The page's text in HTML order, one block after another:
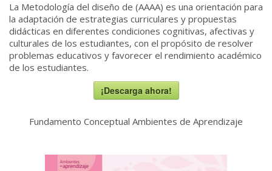
La Metodología del diseño de (AAAA) es una orientación para
la adaptación de estrategias curriculares y propuestas
didácticas en diferentes condiciones cognitivas, afectivas y
culturales de los estudiantes, con el propósito de resolver
problemas educativos y favorecer el rendimiento académico
de los estudiantes.
¡Descarga ahora!
Fundamento Conceptual Ambientes de Aprendizaje